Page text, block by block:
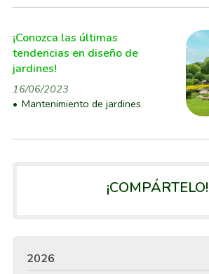
¡Conozca las últimas
tendencias en diseño de
jardines!
16/06/2023
Mantenimiento de jardines
¡COMPÁRTELO!
2026